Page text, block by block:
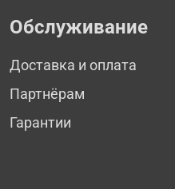
Обслуживание
Доставка и оплата
Партнёрам
Гарантии